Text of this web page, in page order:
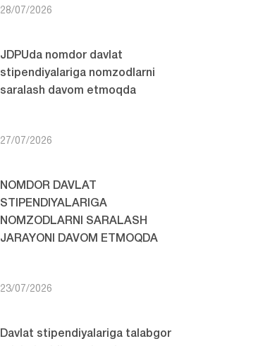
28/07/2026
JDPUda nomdor davlat
stipendiyalariga nomzodlarni
saralash davom etmoqda
27/07/2026
NOMDOR DAVLAT
STIPENDIYALARIGA
NOMZODLARNI SARALASH
JARAYONI DAVOM ETMOQDA
23/07/2026
Davlat stipendiyalariga talabgor